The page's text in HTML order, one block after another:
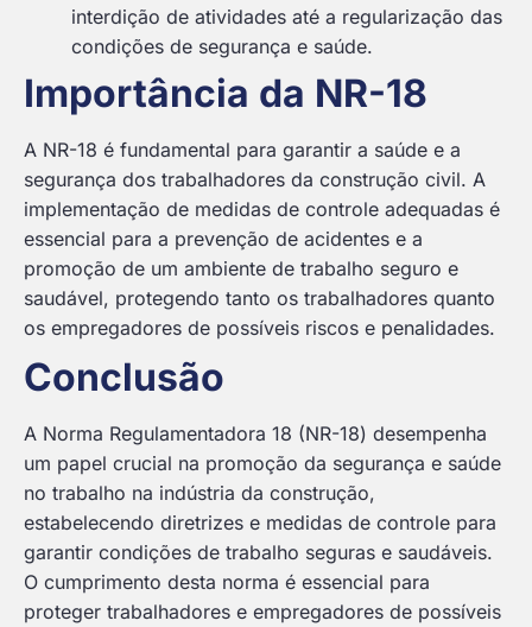
interdição de atividades até a regularização das
condições de segurança e saúde.
Importância da NR-18
A NR-18 é fundamental para garantir a saúde e a
segurança dos trabalhadores da construção civil. A
implementação de medidas de controle adequadas é
essencial para a prevenção de acidentes e a
promoção de um ambiente de trabalho seguro e
saudável, protegendo tanto os trabalhadores quanto
os empregadores de possíveis riscos e penalidades.
Conclusão
A Norma Regulamentadora 18 (NR-18) desempenha
um papel crucial na promoção da segurança e saúde
no trabalho na indústria da construção,
estabelecendo diretrizes e medidas de controle para
garantir condições de trabalho seguras e saudáveis.
O cumprimento desta norma é essencial para
proteger trabalhadores e empregadores de possíveis